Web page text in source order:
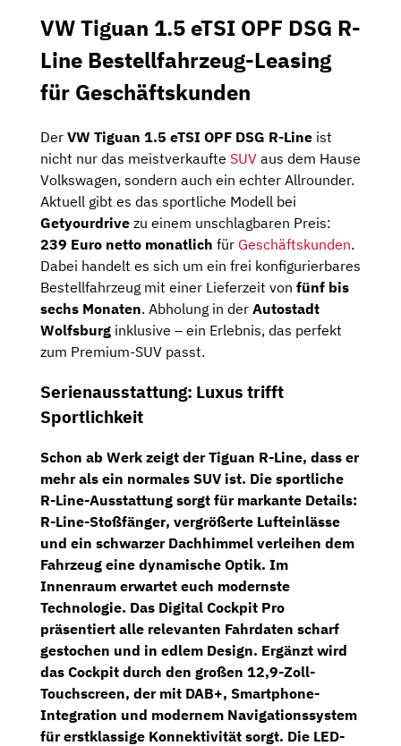
VW Tiguan 1.5 eTSI OPF DSG R-
Line Bestellfahrzeug-Leasing
für Geschäftskunden
Der VW Tiguan 1.5 eTSI OPF DSG R-Line ist
nicht nur das meistverkaufte SUV aus dem Hause
Volkswagen, sondern auch ein echter Allrounder.
Aktuell gibt es das sportliche Modell bei
Getyourdrive zu einem unschlagbaren Preis:
239 Euro netto monatlich für Geschäftskunden.
Dabei handelt es sich um ein frei konfigurierbares
Bestellfahrzeug mit einer Lieferzeit von fünf bis
sechs Monaten. Abholung in der Autostadt
Wolfsburg inklusive – ein Erlebnis, das perfekt
zum Premium-SUV passt.
Serienausstattung: Luxus trifft
Sportlichkeit
Schon ab Werk zeigt der Tiguan R-Line, dass er
mehr als ein normales SUV ist. Die sportliche
R-Line-Ausstattung sorgt für markante Details:
R-Line-Stoßfänger, vergrößerte Lufteinlässe
und ein schwarzer Dachhimmel verleihen dem
Fahrzeug eine dynamische Optik. Im
Innenraum erwartet euch modernste
Technologie. Das Digital Cockpit Pro
präsentiert alle relevanten Fahrdaten scharf
gestochen und in edlem Design. Ergänzt wird
das Cockpit durch den großen 12,9-Zoll-
Touchscreen, der mit DAB+, Smartphone-
Integration und modernem Navigationssystem
für erstklassige Konnektivität sorgt. Die LED-